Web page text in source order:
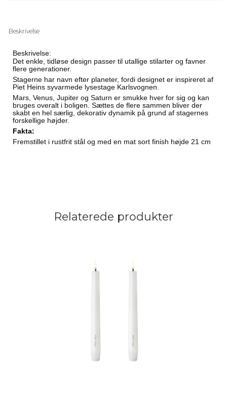
Beskrivelse
Beskrivelse:
Det enkle, tidløse design passer til utallige stilarter og favner
flere generationer.
Stagerne har navn efter planeter, fordi designet er inspireret af
Piet Heins syvarmede lysestage Karlsvognen.
Mars, Venus, Jupiter og Saturn er smukke hver for sig og kan
bruges overalt i boligen. Sættes de flere sammen bliver der
skabt en hel særlig, dekorativ dynamik på grund af stagernes
forskellige højder.
Fakta:
Fremstillet i rustfrit stål og med en mat sort finish højde 21 cm
Relaterede produkter